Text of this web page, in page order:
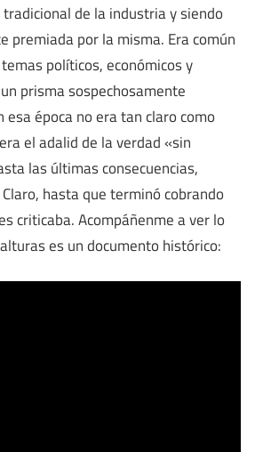
de la industria y siendo
premiada por la misma. Era común
políticos, económicos y
prisma sospechosamente
esa época no era tan claro como
el adalid de la verdad «sin
las últimas consecuencias,
hasta que terminó cobrando
criticaba. Acompáñenme a ver lo
es un documento histórico: